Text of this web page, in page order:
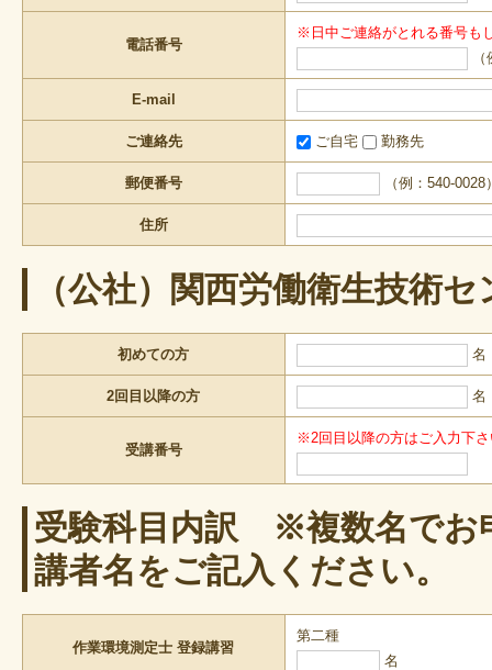
電話番号
※日中ご連絡がとれる番号も
E-mail
ご連絡先 ご自宅 勤務先
郵便番号 （例：540-0028
住所
（公社）関西労働衛生技術
初めての方 名
2回目以降の方 名
受講番号
※2回目以降の方はご入力下
受験科目内訳 ※複数名でお
講者名をご記入ください。
作業環境測定士 登録講習
第二種
名